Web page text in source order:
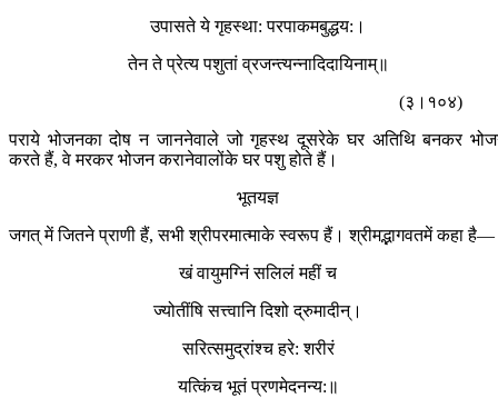
उपासते ये गृहस्था: परपाकमबुद्धय:।
तेन ते प्रेत्य पशुतां व्रजन्त्यन्नादिदायिनाम्॥
(३।१०४)
पराये भोजनका दोष न जाननेवाले जो गृहस्थ दूसरेके घर अतिथि बनकर
करते हैं, वे मरकर भोजन करानेवालोंके घर पशु होते हैं।
भूतयज्ञ
जगत् में जितने प्राणी हैं, सभी श्रीपरमात्माके स्वरूप हैं। श्रीमद्भागवतमें कहा है—
खं वायुमग्निं सलिलं महीं च
ज्योतींषि सत्त्वानि दिशो द्रुमादीन्।
सरित्समुद्रांश्च हरे: शरीरं
यत्किंच भूतं प्रणमेदनन्य:॥